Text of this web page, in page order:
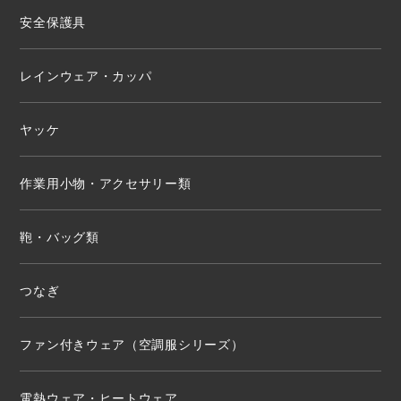
安全保護具
レインウェア・カッパ
ヤッケ
作業用小物・アクセサリー類
鞄・バッグ類
つなぎ
ファン付きウェア（空調服シリーズ）
電熱ウェア・ヒートウェア